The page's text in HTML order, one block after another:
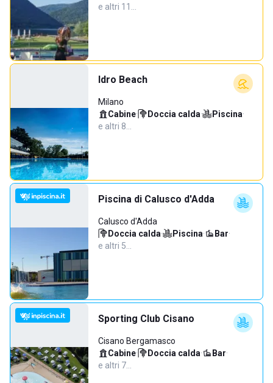
e altri 11…
Idro Beach
Milano
Cabine· Doccia calda· Piscina·
e altri 8…
Piscina di Calusco d'Adda
Calusco d'Adda
Doccia calda· Piscina· Bar·
e altri 5…
Sporting Club Cisano
Cisano Bergamasco
Cabine· Doccia calda· Bar·
e altri 7…